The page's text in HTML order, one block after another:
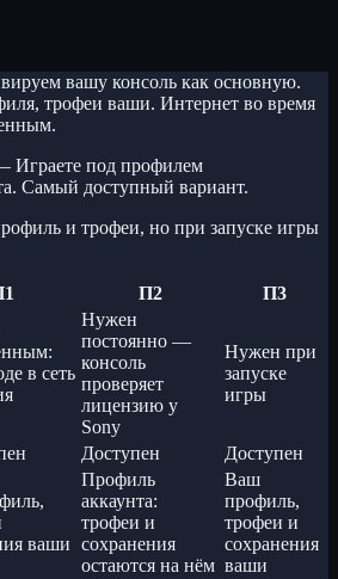
вашу консоль как основную.
трофеи ваши. Интернет во время
Играете под профилем
Самый доступный вариант.
и трофеи, но при запуске игры
П2 П3
в сеть
Нужен
постоянно —
консоль
проверяет
лицензию у
Sony
Нужен при
запуске
игры
Доступен Доступен
ваши
Профиль
аккаунта:
трофеи и
сохранения
остаются на нём
Ваш
профиль,
трофеи и
сохранения
ваши